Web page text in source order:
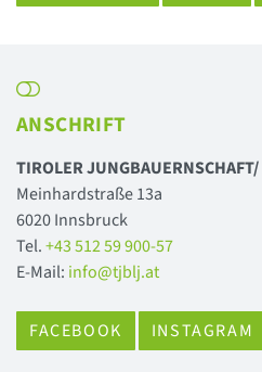
ANSCHRIFT
TIROLER
Meinhardstraße 13a
6020 Innsbruck
Tel.+43 512 59 900-57
E-Mail: info@tjblj.at
FACEBOOK INSTAGRAM